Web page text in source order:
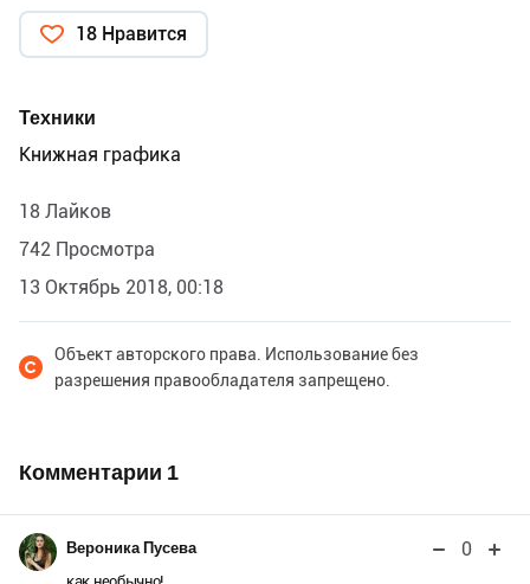
18 Нравится
Техники
Книжная графика
18 Лайков
742 Просмотра
13 Октябрь 2018, 00:18
Объект авторского права. Использование без
разрешения правообладателя запрещено.
Комментарии 1
Вероника Пусева 0